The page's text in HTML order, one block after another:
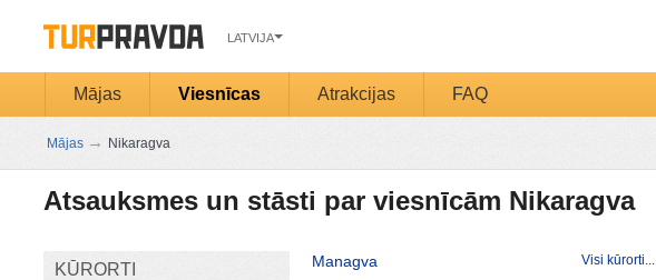
LATVIJA
Mājas Viesnīcas Atrakcijas FAQ
Mājas → Nikaragva
Atsauksmes un stāsti par viesnīcām Nikaragva
KŪRORTI Managva Visi kūrorti...